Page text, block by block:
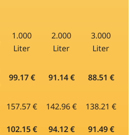
1.000
Liter
2.000
Liter
3.000
Liter
99.17 € 91.14 € 88.51 €
157.57 € 142.96 € 138.21 €
102.15 € 94.12 € 91.49 €